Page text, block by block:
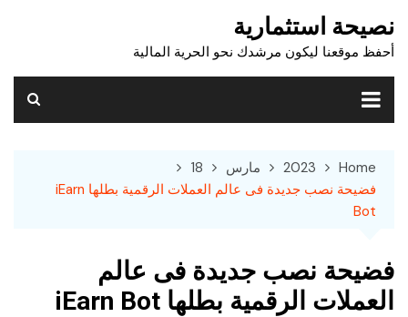
content
نصيحة استثمارية
أحفظ موقعنا ليكون مرشدك نحو الحرية المالية
Home
2023 مارس
18
فضيحة نصب جديدة فى عالم العملات الرقمية بطلها iEarn
Bot
فضيحة نصب جديدة فى عالم
العملات الرقمية بطلها iEarn Bot